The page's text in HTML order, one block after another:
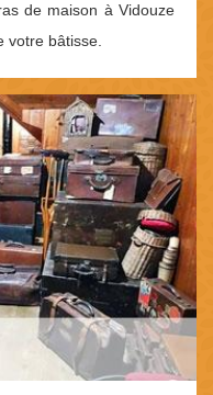
de maison à Vidouze
votre bâtisse.